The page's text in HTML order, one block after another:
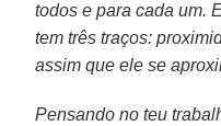
todos e para cada um.
tem três traços:
assim que ele se
Pensando no teu